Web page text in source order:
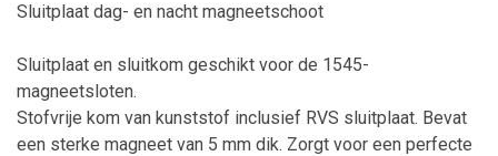
Sluitplaat dag- en nacht magneetschoot
Sluitplaat en sluitkom geschikt voor de 1545-
magneetsloten.
Stofvrije kom van kunststof inclusief RVS sluitplaat. Bevat
een sterke magneet van 5 mm dik. Zorgt voor een perfecte